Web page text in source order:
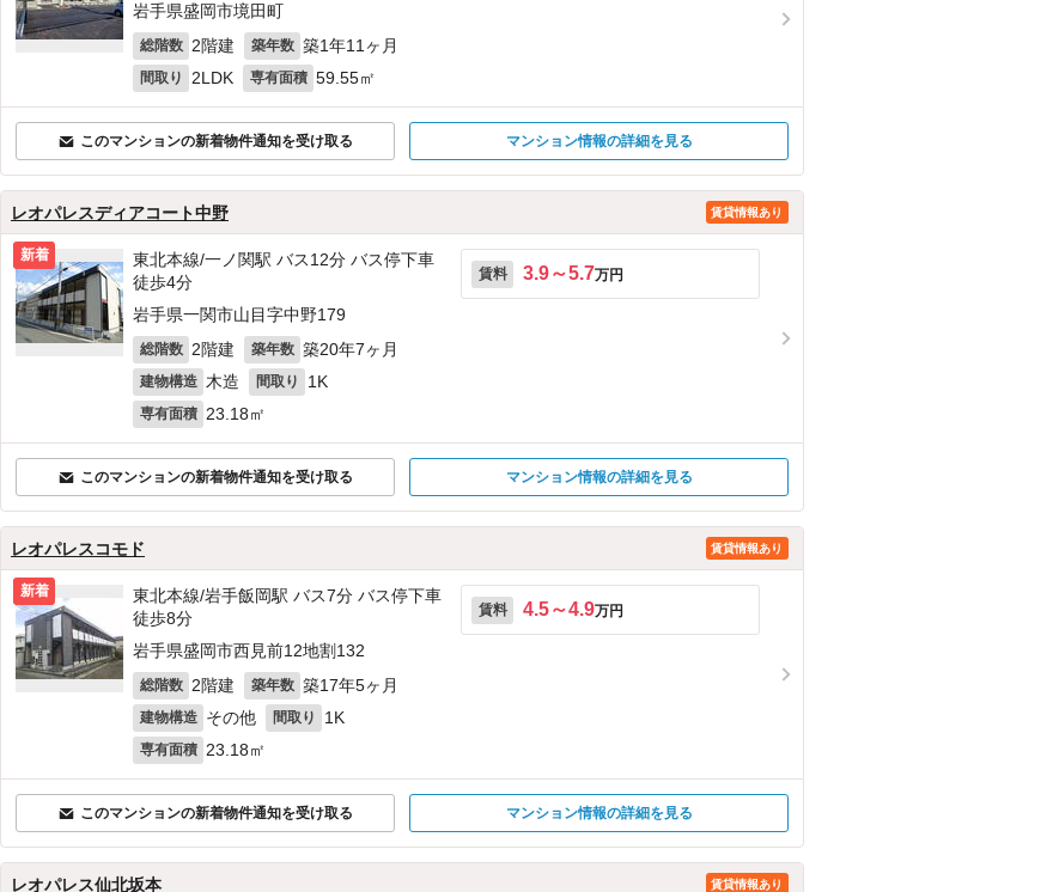
岩手県盛岡市境田町
総階数 2階建 築年数 築1年11ヶ月
間取り 2LDK 専有面積 59.55㎡
このマンションの新着物件通知を受け取る マンション情報の詳細を見る
レオパレスディアコート中野 賃貸情報あり
新着
東北本線/一ノ関駅 バス12分 バス停下車
徒歩4分
岩手県一関市山目字中野179
総階数 2階建 築年数 築20年7ヶ月
建物構造 木造 間取り 1K
専有面積 23.18㎡
賃料 3.9～5.7万円
このマンションの新着物件通知を受け取る マンション情報の詳細を見る
レオパレスコモド 賃貸情報あり
新着
東北本線/岩手飯岡駅 バス7分 バス停下車
徒歩8分
岩手県盛岡市西見前12地割132
総階数 2階建 築年数 築17年5ヶ月
建物構造 その他 間取り 1K
専有面積 23.18㎡
賃料 4.5～4.9万円
このマンションの新着物件通知を受け取る マンション情報の詳細を見る
レオパレス仙北坂本 賃貸情報あり